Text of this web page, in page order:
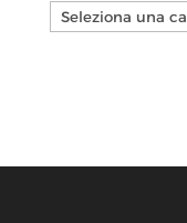
Categorie